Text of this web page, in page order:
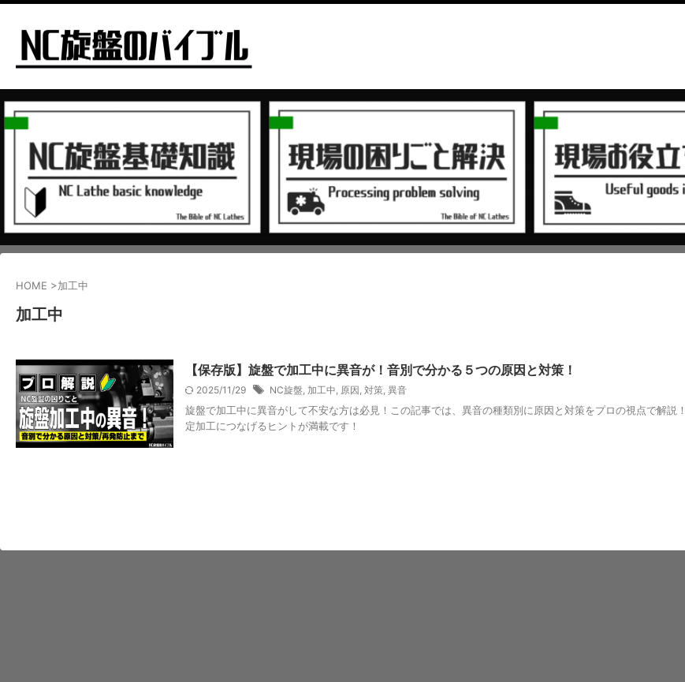
HOME >加工中
加工中
【保存版】旋盤で加工中に異音が！音別で分かる５つの原因と対策！
2025/11/29 NC旋盤 加工中 原因 対策 異音
旋盤で加工中に異音がして不安な方は必見！この記事では、異音の種類別に原因と対策をプロの視点で解説
定加工につなげるヒントが満載です！